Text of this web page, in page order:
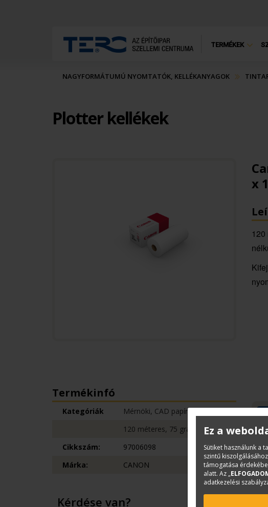
TERMÉKEK
NAGYFORMÁTUMÚ NYOMTATÓK, KELLÉKANYAGOK
Plotter kellékek
x
Termékinfó
Kategóriák
Mérnöki, CAD papírok
120 méteres, 75 grammos
Cikkszám:
97006098
Márka:
CANON
Kérdése van?
Ez a
Sütiket használunk a
szintű
támogatása
alatt. Az „
adatkezelési